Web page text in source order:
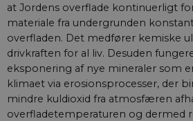
at Jordens overflade kontinuerligt
materiale fra undergrunden
overfladen. Det medfører kemiske
drivkraften for al liv. Desuden
eksponering af nye mineraler som
klimaet via erosionsprocesser, der
mindre kuldioxid fra atmosfæren
overfladetemperaturen og dermed